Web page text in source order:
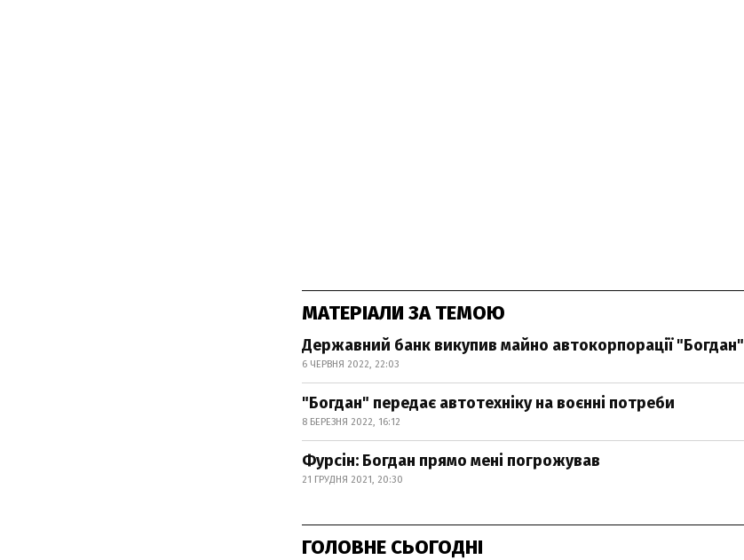
МАТЕРІАЛИ ЗА ТЕМОЮ
Державний банк викупив майно автокорпорації "Богдан"
6 ЧЕРВНЯ 2022, 22:03
"Богдан" передає автотехніку на воєнні потреби
8 БЕРЕЗНЯ 2022, 16:12
Фурсін: Богдан прямо мені погрожував
21 ГРУДНЯ 2021, 20:30
ГОЛОВНЕ СЬОГОДНІ